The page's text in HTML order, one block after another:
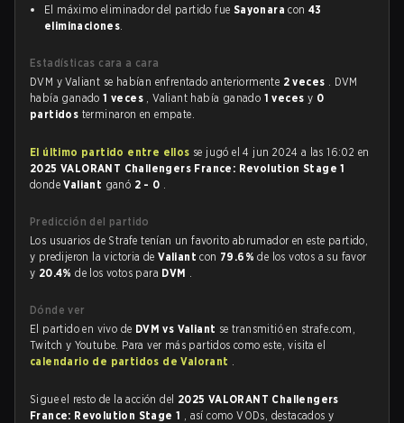
El máximo eliminador del partido fue Sayonara con43
eliminaciones.
Estadísticas cara a cara
DVM y Valiant se habían enfrentado anteriormente 2 veces . DVM
había ganado1 veces , Valiant había ganado 1 veces y 0
partidos terminaron en empate.
El último partido entre ellos se jugó el 4 jun 2024 a las 16:02 en
2025 VALORANT Challengers France: Revolution Stage 1
dondeValiant ganó 2 - 0 .
Predicción del partido
Los usuarios de Strafe tenían un favorito abrumador en este partido,
y predijeron la victoria deValiantcon 79.6%de los votos a su favor
y 20.4%de los votos para DVM .
Dónde ver
El partido en vivo de DVM vs Valiant se transmitió en strafe.com,
Twitch y Youtube. Para ver más partidos como este, visita el
calendario de partidos de Valorant .
Sigue el resto de la acción del 2025 VALORANT Challengers
France: Revolution Stage 1 , así como VODs, destacados y